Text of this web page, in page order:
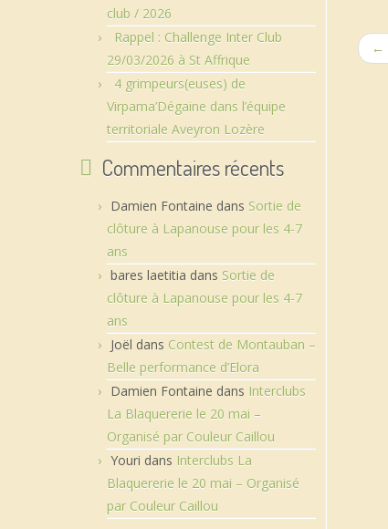
club / 2026
Rappel : Challenge Inter Club
29/03/2026 à St Affrique
4 grimpeurs(euses) de
Virpama’Dégaine dans l’équipe
territoriale Aveyron Lozère
Commentaires récents
Damien Fontaine dans Sortie de
clôture à Lapanouse pour les 4-7
ans
bares laetitia dans Sortie de
clôture à Lapanouse pour les 4-7
ans
Joël dans Contest de Montauban –
Belle performance d’Elora
Damien Fontaine dans Interclubs
La Blaquererie le 20 mai –
Organisé par Couleur Caillou
Youri dans Interclubs La
Blaquererie le 20 mai – Organisé
par Couleur Caillou
←